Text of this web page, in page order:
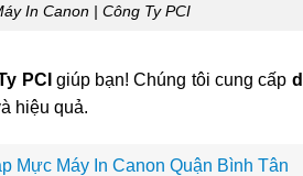
In Canon | Công Ty PCI
PCI giúp bạn! Chúng tôi cung cấp
hiệu quả.
Mực Máy In Canon Quận Bình Tân